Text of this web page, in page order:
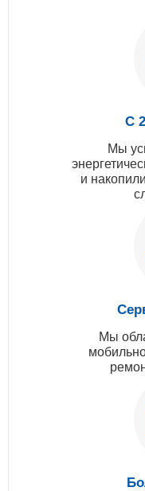
С
Мы
и
Мы